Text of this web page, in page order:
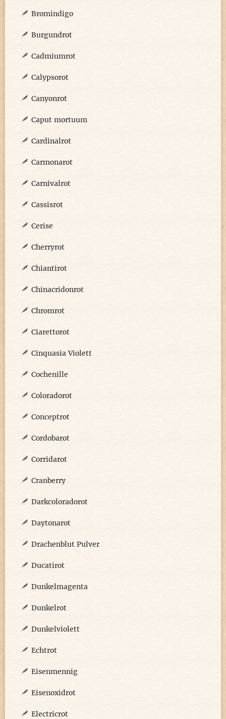
Bromindigo
Burgundrot
Cadmiumrot
Calypsorot
Canyonrot
Caput mortuum
Cardinalrot
Carmonarot
Carnivalrot
Cassisrot
Cerise
Cherryrot
Chiantirot
Chinacridonrot
Chromrot
Ciarettorot
Cinquasia Violett
Cochenille
Coloradorot
Conceptrot
Cordobarot
Corridarot
Cranberry
Darkcoloradorot
Daytonarot
Drachenblut Pulver
Ducatirot
Dunkelmagenta
Dunkelrot
Dunkelviolett
Echtrot
Eisenmennig
Eisenoxidrot
Electricrot